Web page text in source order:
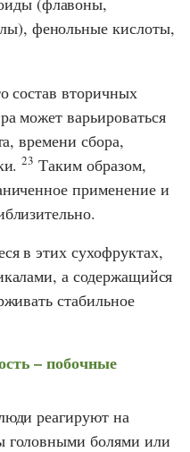
фенольные кислоты,
состав вторичных
может варьироваться
времени сбора,
23 Таким образом,
применение и
в этих сухофруктах,
а содержащийся
стабильное
– побочные
реагируют на
головными болями или